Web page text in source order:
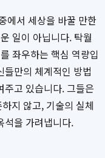
에서 세상을 바꿀 만한
일이 아닙니다. 탁월
좌우하는 핵심 역량입
만의 체계적인 방법
주고 있습니다. 그들은
지 않고, 기술의 실체
석을 가려냅니다.